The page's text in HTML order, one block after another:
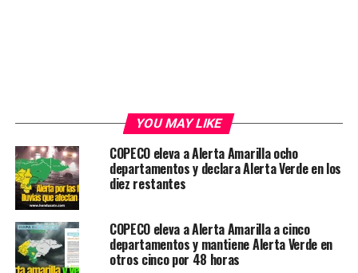
YOU MAY LIKE
COPECO eleva a Alerta Amarilla ocho
departamentos y declara Alerta Verde en los
diez restantes
COPECO eleva a Alerta Amarilla a cinco
departamentos y mantiene Alerta Verde en
otros cinco por 48 horas